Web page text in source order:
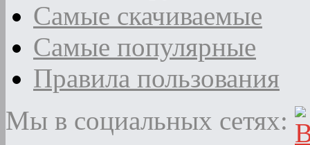
Самые скачиваемые
Самые популярные
Правила пользования
Мы в социальных сетях: